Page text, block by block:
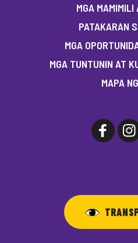
MGA MAMIMILI
PATAKARAN
MGA
MGA TUNTUNIN AT
MAPA